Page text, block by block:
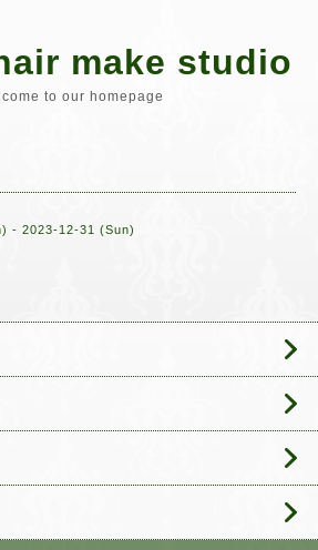
make studio
to our homepage
- 2023-12-31 (Sun)